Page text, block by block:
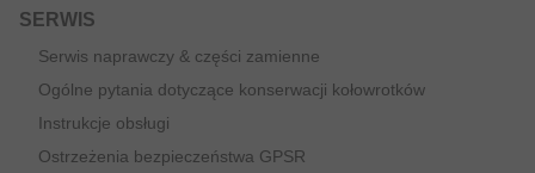
SERWIS
Serwis naprawczy & części zamienne
Ogólne pytania dotyczące konserwacji kołowrotków
Instrukcje obsługi
Ostrzeżenia bezpieczeństwa GPSR